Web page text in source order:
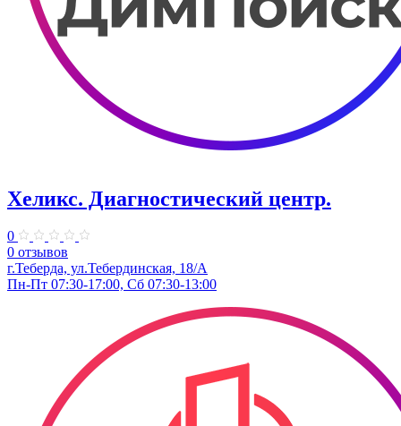
Хеликс. Диагностический центр.
0
0 отзывов
г.Теберда, ул.Тебердинская, 18/А
Пн-Пт 07:30-17:00, Сб 07:30-13:00